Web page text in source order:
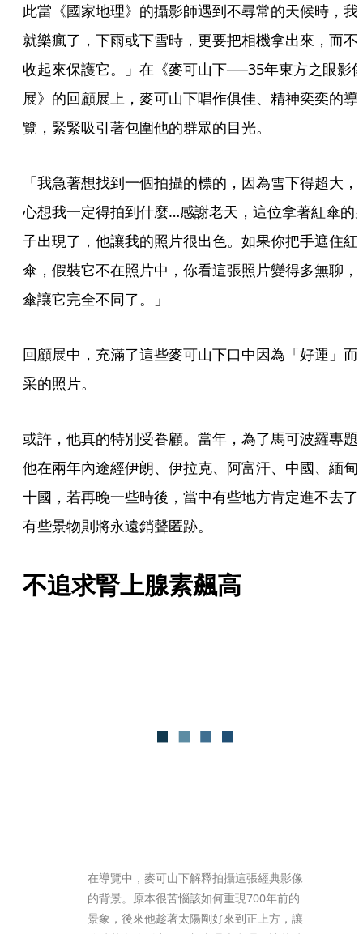
此當《國家地理》的攝影師遇到不尋常的天候時，我
就樂瘋了，下雨或下雪時，更要把相機拿出來，而不
收起來保護它。」在《麥可山下──35年東方之眼影
展》的回顧展上，麥可山下唱作俱佳、精神奕奕的導
覽，緊緊吸引著包圍他的群眾的目光。
「我急著想找到一個拍攝的標的，因為雪下得超大，
心想我一定得拍到什麼…感謝老天，這位拿著紅傘的
子出現了，他讓我的照片很出色。如果你把手遮住紅
傘，假裝它不在照片中，你看這張照片變得多無聊，
傘讓它完全不同了。」
回顧展中，充滿了這些麥可山下口中因為「好運」而
采的照片。
或許，他真的特別受眷顧。當年，為了馬可波羅專題
他在兩年內途經伊朗、伊拉克、阿富汗、中國、緬甸
十國，若再晚一些時後，當中有些地方肯定進不去了
有些景物則將永遠銷聲匿跡。
不追求腎上腺素飆高
在導覽中，麥可山下解釋拍攝這張經典影像
的背景。原本很苦惱該如何重現700年前的
景象，後來他趁著太陽剛好來到正上方，讓